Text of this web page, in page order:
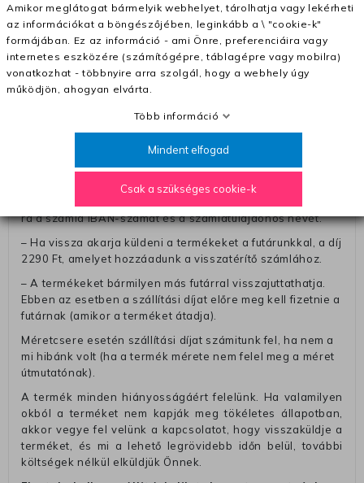
– A kapott termék cseréjéért 3780 Ft szállítási díjat
számolunk fel (oda -vissza út)
Pénzvisszatérítés:
A pénz visszatérítéséhez küldjük a futárt, hogy vegye át
elküldheti. Olyan utávéttel küldött csomagot, melyne
értéke eltér 0 FT-tól, nem fogadunk el. A futárnak átadott
csomagba kérjük, hogy a visszaküldés könnyebb
azonosítása érdekében tegyen egy megjegyzést, amelyre
felírja telefonszámát/rendelési számát. Az eljárás
rá a számla IBAN-számát és a számlatulajdonos nevét.
– Ha vissza akarja küldeni a termékeket a futárunkkal, a díj
2290 Ft, amelyet hozzáadunk a visszatérítő számlához.
– A termékeket bármilyen más futárral visszajuttathatja.
Ebben az esetben a szállítási díjat előre meg kell fizetnie a
futárnak (amikor a terméket átadja).
Méretcsere esetén szállítási díjat számitunk fel, ha nem a
mi hibánk volt (ha a termék mérete nem felel meg a méret
útmutatónak).
A termék minden hiányosságáért felelünk. Ha valamilyen
okból a terméket nem kapják meg tökéletes állapotban,
akkor vegye fel velünk a kapcsolatot, hogy visszaküldje a
terméket, és mi a lehető legrövidebb időn belül, további
költségek nélkül elküldjük Önnek.
Amikor meglátogat bármelyik webhelyet, tárolhatja vagy lekérheti
az információkat a böngészőjében, leginkább a \ "cookie-k"
formájában. Ez az információ - ami Önre, preferenciáira vagy
internetes eszközére (számítógépre, táblagépre vagy mobilra)
vonatkozhat - többnyire arra szolgál, hogy a webhely úgy
működjön, ahogyan elvárta.
Több információ
Mindent elfogad
Csak a szükséges cookie-k